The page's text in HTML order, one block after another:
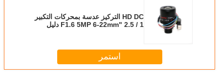
HD DC التركيز عدسة بمحركات التكبير
1 / 2.5 "F1.6 5MP 6-22mm دليل
استمر